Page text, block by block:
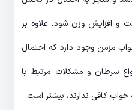
و افزایش وزن شود. علاوه بر
مزمن وجود دارد که احتمال
سرطان و مشکلات مرتبط با
کافی ندارند، بیشتر است.